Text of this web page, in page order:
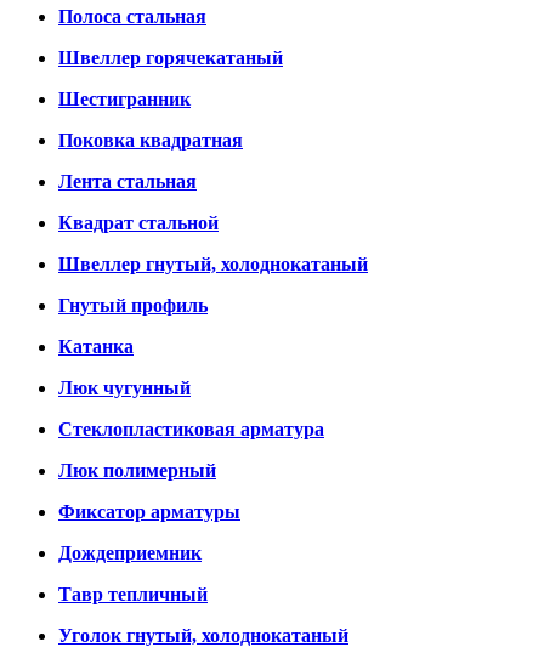
Полоса стальная
Швеллер горячекатаный
Шестигранник
Поковка квадратная
Лента стальная
Квадрат стальной
Швеллер гнутый, холоднокатаный
Гнутый профиль
Катанка
Люк чугунный
Стеклопластиковая арматура
Люк полимерный
Фиксатор арматуры
Дождеприемник
Тавр тепличный
Уголок гнутый, холоднокатаный